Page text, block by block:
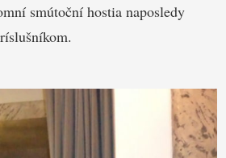
smútoční hostia naposledy